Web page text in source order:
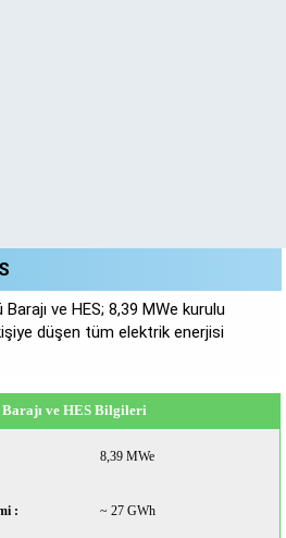
ve HES; 8,39 MWe kurulu
düşen tüm elektrik enerjisi
ve HES Bilgileri
8,39 MWe
: ~ 27 GWh